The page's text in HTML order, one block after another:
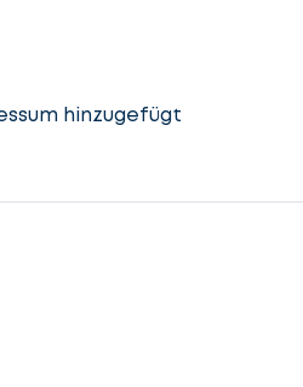
hinzugefügt